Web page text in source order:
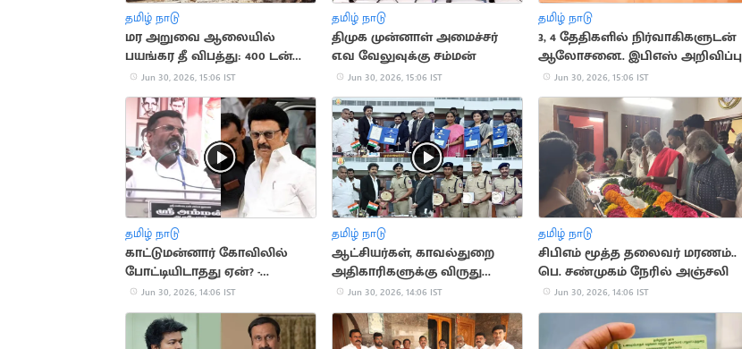
தமிழ் நாடு
மர அறுவை ஆலையில்
பயங்கர தீ விபத்து: 400 டன்
மரங்கள் சேதம்
Jun 30, 2026, 15:06 IST
தமிழ் நாடு
திமுக முன்னாள் அமைச்சர்
எ.வ வேலுவுக்கு சம்மன்
Jun 30, 2026, 15:06 IST
தமிழ் நாடு
3, 4 தேதிகளில் நிர்வாகிகளுடன்
ஆலோசனை.. இபிஎஸ் அறிவிப்பு
Jun 30, 2026, 15:06 IST
தமிழ் நாடு
காட்டுமன்னார் கோவிலில்
போட்டியிடாதது ஏன்? -
திருமாவளவன் பரபரப்பு பேட்டி
Jun 30, 2026, 14:06 IST
தமிழ் நாடு
ஆட்சியர்கள், காவல்துறை
அதிகாரிகளுக்கு விருது
வழங்கிய முதலமைச்சர்
Jun 30, 2026, 14:06 IST
தமிழ் நாடு
சிபிஎம் மூத்த தலைவர் மரணம்..
பெ. சண்முகம் நேரில் அஞ்சலி
Jun 30, 2026, 14:06 IST